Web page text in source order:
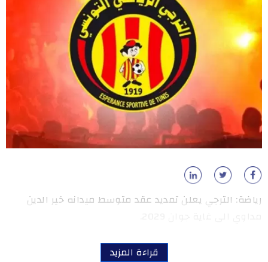
رياضة: الترجي يعلن تمديد عقد متوسط ميدانه خير الدين
قراءة المزيد